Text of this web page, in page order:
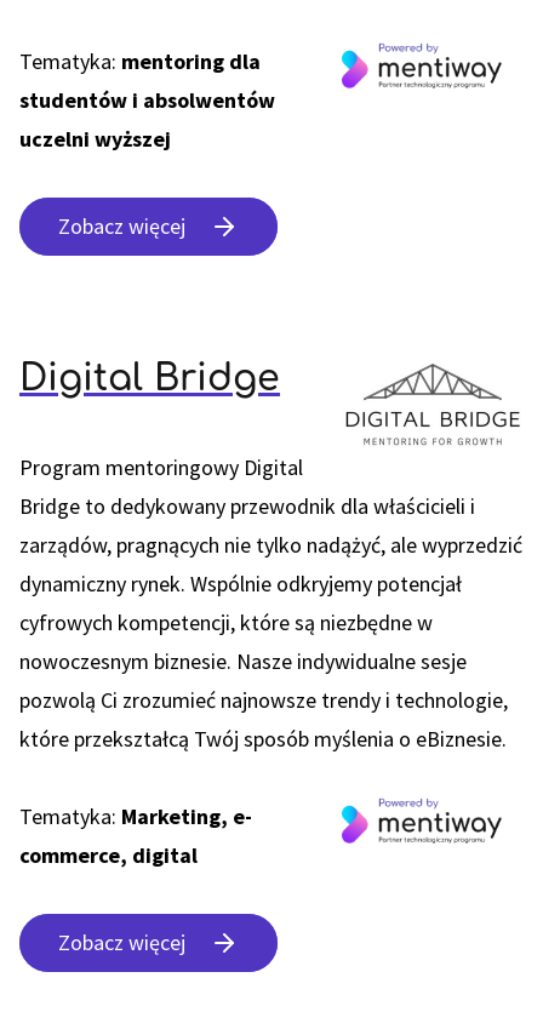
Tematyka: mentoring dla
studentów i absolwentów
uczelni wyższej
Zobacz więcej
Digital Bridge
Program mentoringowy Digital
Bridge to dedykowany przewodnik dla właścicieli i
zarządów, pragnących nie tylko nadążyć, ale wyprzedzić
dynamiczny rynek. Wspólnie odkryjemy potencjał
cyfrowych kompetencji, które są niezbędne w
nowoczesnym biznesie. Nasze indywidualne sesje
pozwolą Ci zrozumieć najnowsze trendy i technologie,
które przekształcą Twój sposób myślenia o eBiznesie.
Tematyka: Marketing, e-
commerce, digital
Zobacz więcej